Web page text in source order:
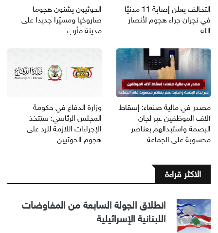
التحالف يعلن إصابة 11 مدنيًا
في نجران جراء هجوم لأنصار
الله
الحوثيون يشنون هجوما
صاروخيا ومسيّرا جديدا على
مدينة مأرب
مصدر في مالية صنعاء: إسقاط
آلاف الموظفين عبر لجان
البصمة واستبدالهم بعناصر
محسوبة على الجماعة
وزارة الدفاع في حكومة
المجلس الرئاسي: ستتخذ
الإجراءات اللازمة للرد على
هجوم الحوثيين
الاكثر قراءة
انطلاق الجولة السابعة من المفاوضات
اللبنانية الإسرائيلية